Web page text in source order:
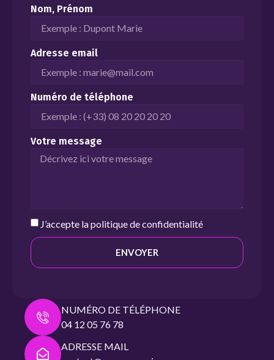
NUMÉRO DE TÉLÉPHONE
04 12 05 76 78
ADRESSE MAIL
Nom, Prénom
Adresse email
Numéro de téléphone
Votre message
J’accepte lapolitique de confidentialité
ENVOYER